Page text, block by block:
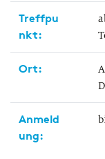
Treffpu
nkt:
Ort:
Anmeld
ung: